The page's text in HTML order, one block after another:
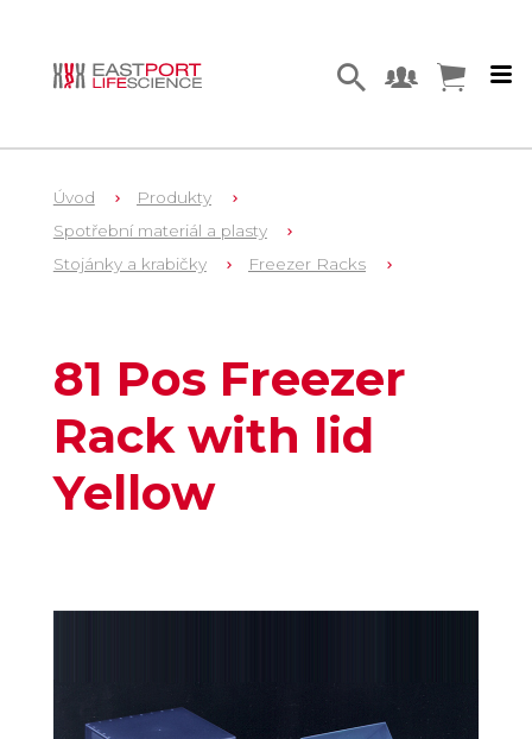
Úvod
Produkty
Spotřební materiál a plasty
Stojánky a krabičky
Freezer Racks
81 Pos Freezer
Rack with lid
Yellow